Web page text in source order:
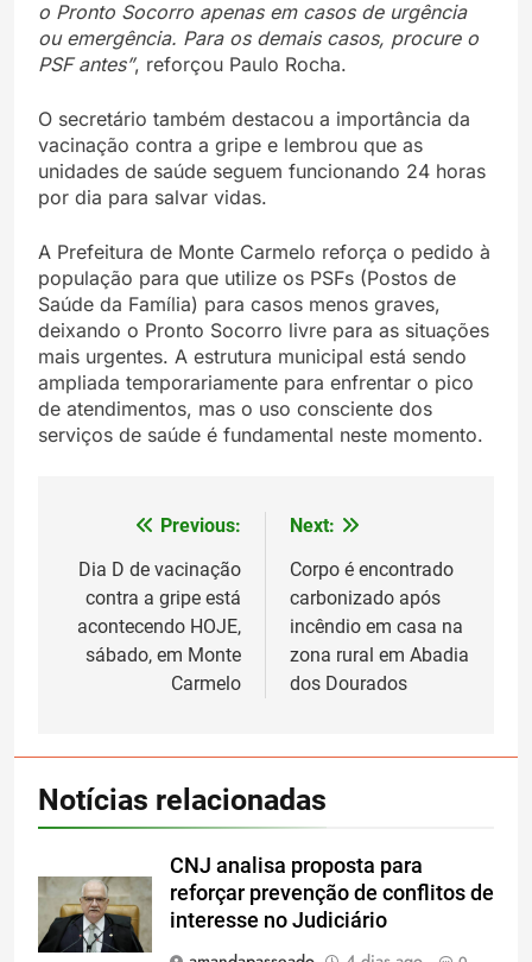
o Pronto Socorro apenas em casos de urgência
ou emergência. Para os demais casos, procure o
PSF antes”, reforçou Paulo Rocha.
O secretário também destacou a importância da
vacinação contra a gripe e lembrou que as
unidades de saúde seguem funcionando 24 horas
por dia para salvar vidas.
A Prefeitura de Monte Carmelo reforça o pedido à
população para que utilize os PSFs (Postos de
Saúde da Família) para casos menos graves,
deixando o Pronto Socorro livre para as situações
mais urgentes. A estrutura municipal está sendo
ampliada temporariamente para enfrentar o pico
de atendimentos, mas o uso consciente dos
serviços de saúde é fundamental neste momento.
Navegação
de
Post
Previous:
Dia D de vacinação
contra a gripe está
acontecendo HOJE,
sábado, em Monte
Carmelo
Next:
Corpo é encontrado
carbonizado após
incêndio em casa na
zona rural em Abadia
dos Dourados
Notícias relacionadas
CNJ analisa proposta para
reforçar prevenção de conflitos de
interesse no Judiciário